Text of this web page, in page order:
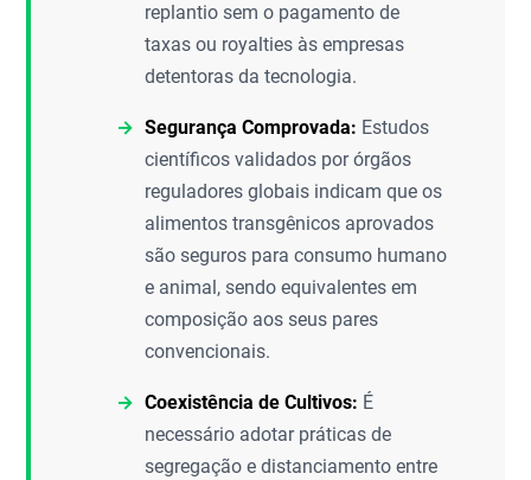
replantio sem o pagamento de
taxas ou royalties às empresas
detentoras da tecnologia.
Segurança Comprovada: Estudos
científicos validados por órgãos
reguladores globais indicam que os
alimentos transgênicos aprovados
são seguros para consumo humano
e animal, sendo equivalentes em
composição aos seus pares
convencionais.
Coexistência de Cultivos: É
necessário adotar práticas de
segregação e distanciamento entre